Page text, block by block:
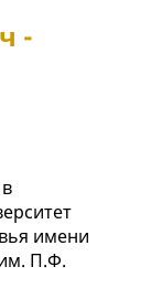
-
имени
П.Ф.